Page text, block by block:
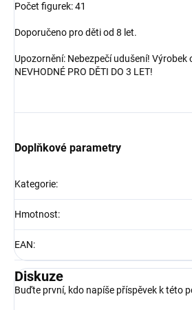
Počet figurek: 41
Doporučeno pro děti od 8 let.
Upozornění: Nebezpečí udušení! Výrobek
NEVHODNÉ PRO DĚTI DO 3 LET!
Doplňkové parametry
Kategorie:
Hmotnost:
EAN:
Diskuze
Buďte první, kdo napíše příspěvek k této